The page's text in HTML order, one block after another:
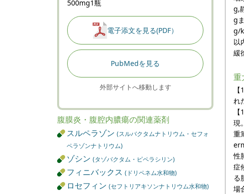
500mg1瓶
電子添文を見る(PDF）
PubMedを見る
外部サイトへ移動します
腹膜炎・腹腔内膿瘍の関連薬剤
スルペラゾン(スルバクタムナトリウム・セフォ
ペラゾンナトリウム)
ゾシン(タゾバクタム・ピペラシリン)
フィニバックス(ドリペネム水和物)
ロセフィン(セフトリアキソンナトリウム水和物)
g,
g
g/
以
緩
重
れ
現
重
性
症
る
場